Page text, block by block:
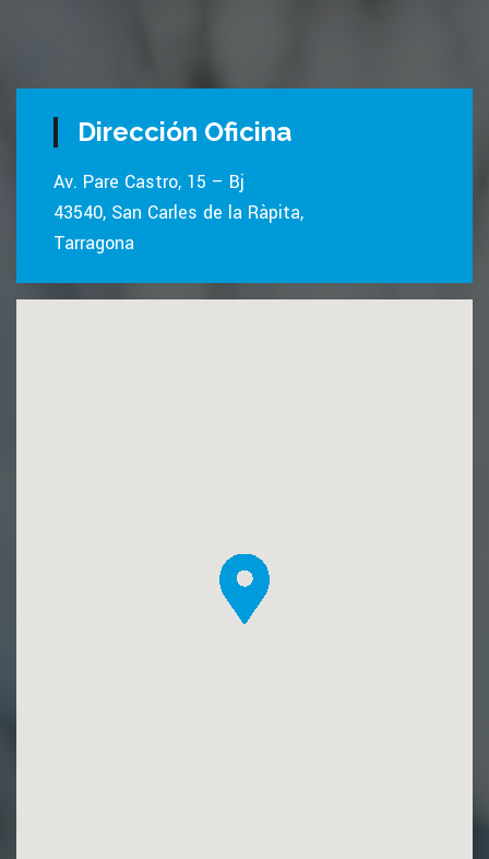
Dirección Oficina
Av. Pare Castro, 15 – Bj
43540, San Carles de la Ràpita,
Tarragona